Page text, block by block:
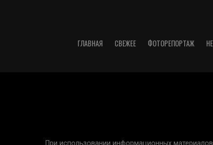
ГЛАВНАЯ СВЕЖЕЕ ФОТОРЕПОРТАЖ
При использовании информационных